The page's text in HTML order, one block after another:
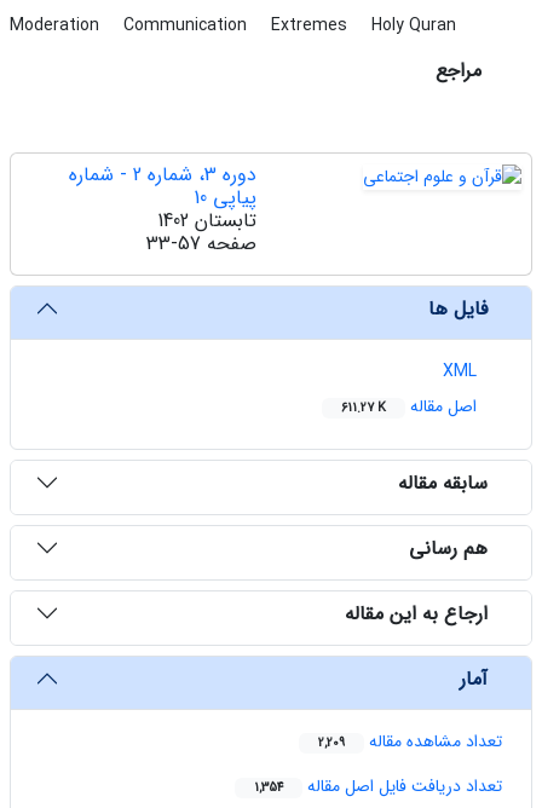
Moderation Communication Extremes Holy Quran
مراجع
دوره 3، شماره 2 - شماره
پیاپی 10
تابستان 1402
صفحه 33-57
فایل ها
XML
اصل مقاله
611.27 K
سابقه مقاله
هم رسانی
ارجاع به این مقاله
آمار
تعداد مشاهده مقاله 2,209
تعداد دریافت فایل اصل مقاله 1,354